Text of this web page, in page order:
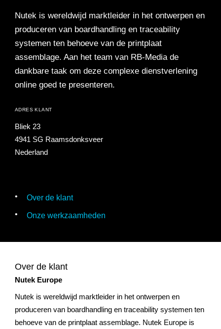
Social Media strategie
CRO
SEO strategie
SEO teksten
Google shopping
Social advertising
Linkbuilding uitbesteden
E-mail marketing
E-mail marketing
uitbesteden
Concurrentieanalyse
Google Ads audit
SalesFeed
Marketing dashboard
Google Analytics 4
Actueel
Contact
Nutek is wereldwijd marktleider in het ontwerpen en
produceren van boardhandling en traceability
systemen ten behoeve van de printplaat
assemblage. Aan het team van RB-Media de
dankbare taak om deze complexe dienstverlening
online goed te presenteren.
Over de klant
Onze werkzaamheden
ADRES KLANT
Bliek 23
4941 SG Raamsdonksveer
Nederland
Over de klant
Nutek Europe
Nutek is wereldwijd marktleider in het ontwerpen en
produceren van boardhandling en traceability systemen ten
behoeve van de printplaat assemblage. Nutek Europe is